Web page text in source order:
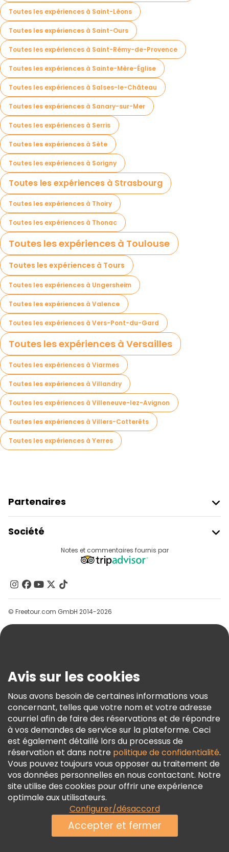
Toutes les expériences à Saint-Léons
Toutes les expériences à Saint-Ours
Toutes les expériences à Saint-Rémy-de-Provence
Toutes les expériences à Sainte-Mère-Église
Toutes les expériences à Salses-le-Château
Toutes les expériences à Sanary-sur-Mer
Toutes les expériences à Serris
Toutes les expériences à Sète
Toutes les expériences à Sorigny
Toutes les expériences à Strasbourg
Toutes les expériences à Thoiry
Toutes les expériences à Thonac
Toutes les expériences à Toulouse
Toutes les expériences à Tours
Toutes les expériences à Ungersheim
Toutes les expériences à Valence
Toutes les expériences à Vers-Pont-du-Gard
Toutes les expériences à Versailles
Toutes les expériences à Viarmes
Toutes les expériences à Villandry
Toutes les expériences à Villeneuve-lez-Avignon
Toutes les expériences à Villers-Cotterêts
Toutes les expériences à Yerres
Partenaires
Connexion Du Fournisseur
Programme D’affiliation
Société
Contactez-Nous
Groupes
Aide
Conditions Générales Et Mentions Légales
Politique En Matière De Cookies
Freetour Prix
Programme De Fidélité
Notes et commentaires fournis par
© Freetour.com GmbH 2014-2026
Avis sur les cookies
Nous avons besoin de certaines informations vous
concernant, telles que votre nom et votre adresse
courriel afin de faire des réservations et de répondre
à vos demandes de service sur la plateforme. Ceci
est également détaillé lors du processus de
réservation et dans notre politique de confidentialité.
Vous pouvez toujours vous opposer au traitement de
vos données personnelles en nous contactant. Notre
site utilise des cookies pour offrir une expérience
optimale aux utilisateurs.
Configurer/désaccord
Accepter et fermer